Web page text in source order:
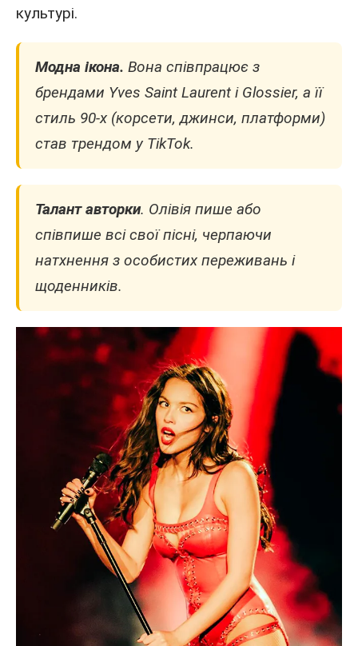
культурі.
Модна ікона. Вона співпрацює з
брендами Yves Saint Laurent і Glossier, а її
стиль 90-х (корсети, джинси, платформи)
став трендом у TikTok.
Талант авторки. Олівія пише або
співпише всі свої пісні, черпаючи
натхнення з особистих переживань і
щоденників.